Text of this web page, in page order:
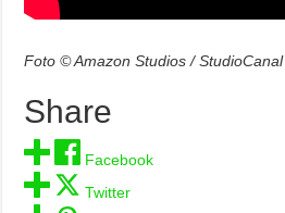
Foto © Amazon Studios / StudioCanal
Share
Facebook
Twitter